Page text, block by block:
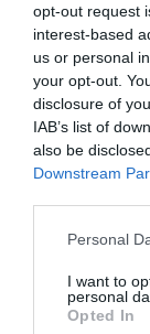
opt-out request
interest-based
us or personal
your opt-out.
disclosure of
IAB’s list of
also be
Downstream
Personal
I want to
personal
Opted In
restricţii. Cred
moment 1
toate studiile
mai există în
de cetăţeni
muncească
semnificativă
nici în alte părţi
Articolul anterior